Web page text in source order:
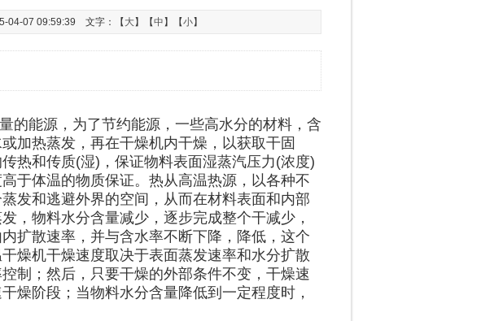
04-07 09:59:39 文字：【 大】【中 】【小】
的能源，为了节约能源，一些高水分的材料，含
加热蒸发，再在干燥机内干燥，以获取干固
热和传质(湿)，保证物料表面湿蒸汽压力(浓度)
于体温的物质保证。热从高温热源，以各种不
发和逃避外界的空间，从而在材料表面和内部
，物料水分含量减少，逐步完成整个干减少，
扩散速率，并与含水率不断下降，降低，这个
燥机干燥速度取决于表面蒸发速率和水分扩散
制；然后，只要干燥的外部条件不变，干燥速
燥阶段；当物料水分含量降低到一定程度时，